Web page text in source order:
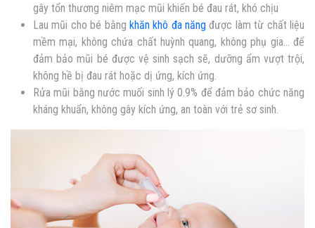
gây tổn thương niêm mạc mũi khiến bé đau rát, khó chịu
Lau mũi cho bé bằng khăn khô đa năng được làm từ chất liệu
mềm mại, không chứa chất huỳnh quang, không phụ gia… để
đảm bảo mũi bé được vệ sinh sạch sẽ, dưỡng ẩm vượt trội,
không hề bị đau rát hoặc dị ứng, kích ứng.
Rửa mũi bằng nước muối sinh lý 0.9% để đảm bảo chức năng
kháng khuẩn, không gây kích ứng, an toàn với trẻ sơ sinh.